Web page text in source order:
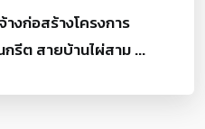
างก่อสร้างโครงการ
รีต สายบ้านไผ่สาม ...